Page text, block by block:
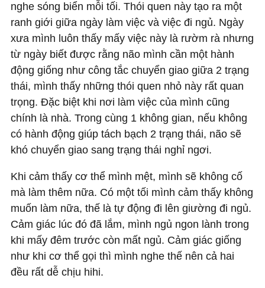
nghe sóng biển mỗi tối. Thói quen này tạo ra một
ranh giới giữa ngày làm việc và việc đi ngủ. Ngày
xưa mình luôn thấy mấy việc này là rườm rà nhưng
từ ngày biết được rằng não mình cần một hành
động giống như công tắc chuyển giao giữa 2 trạng
thái, mình thấy những thói quen nhỏ này rất quan
trọng. Đặc biệt khi nơi làm việc của mình cũng
chính là nhà. Trong cùng 1 không gian, nếu không
có hành động giúp tách bạch 2 trạng thái, não sẽ
khó chuyển giao sang trạng thái nghỉ ngơi.
Khi cảm thấy cơ thể mình mệt, mình sẽ không cố
mà làm thêm nữa. Có một tối mình cảm thấy không
muốn làm nữa, thế là tự động đi lên giường đi ngủ.
Cảm giác lúc đó đã lắm, mình ngủ ngon lành trong
khi mấy đêm trước còn mất ngủ. Cảm giác giống
như khi cơ thể gọi thì mình nghe thế nên cả hai
đều rất dễ chịu hihi.